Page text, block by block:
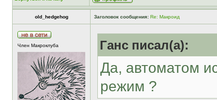
old_hedgehog Заголовок сообщения: Re: Макроид
Член Макроклуба Ганс писал(а):
Да, автоматом
режим ?